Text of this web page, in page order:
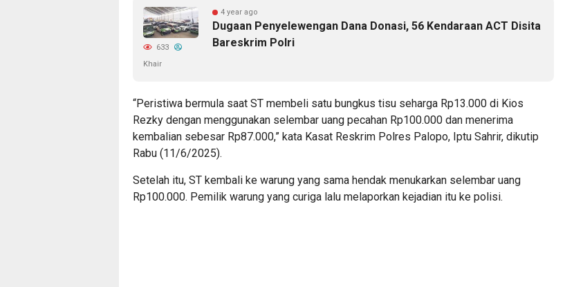
4 year ago
Dugaan Penyelewengan Dana Donasi, 56 Kendaraan ACT Disita
Bareskrim Polri
633
Khair
“Peristiwa bermula saat ST membeli satu bungkus tisu seharga Rp13.000 di Kios
Rezky dengan menggunakan selembar uang pecahan Rp100.000 dan menerima
kembalian sebesar Rp87.000,” kata Kasat Reskrim Polres Palopo, Iptu Sahrir, dikutip
Rabu (11/6/2025).
Setelah itu, ST kembali ke warung yang sama hendak menukarkan selembar uang
Rp100.000. Pemilik warung yang curiga lalu melaporkan kejadian itu ke polisi.